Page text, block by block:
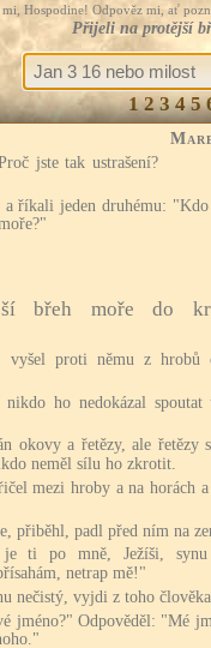
Hospodine! Odpověz mi, ať
Přijeli na protější
1 2 3 4 5
jste tak ustrašení?
a říkali jeden druhému:
břeh moře do
vyšel proti němu z hrobů
ho nedokázal spoutat
okovy a řetězy, ale řetězy
neměl sílu ho zkrotit.
mezi hroby a na horách
přiběhl, padl před ním na
ti po mně, Ježíši, synu
netrap mě!"
nečistý, vyjdi z toho
jméno?" Odpověděl: "Mé